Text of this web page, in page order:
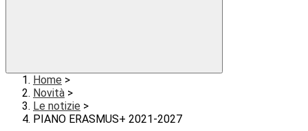
Home >
Novità >
Le notizie >
PIANO ERASMUS+ 2021-2027